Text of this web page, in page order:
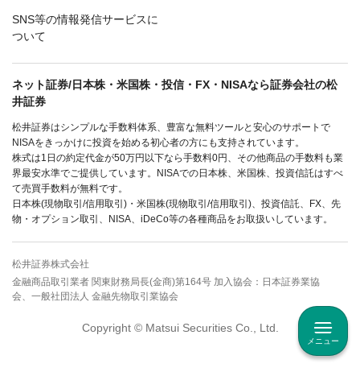
メニュー
SNS等の情報発信サービスに
ついて
ネット証券/日本株・米国株・投信・FX・NISAなら証券会社の松
井証券
松井証券はシンプルな手数料体系、豊富な無料ツールと安心のサポートで
NISAをきっかけに投資を始める初心者の方にも支持されています。
株式は1日の約定代金が50万円以下なら手数料0円、その他商品の手数料も業
界最安水準でご提供しています。NISAでの日本株、米国株、投資信託はすべ
て売買手数料が無料です。
日本株(現物取引/信用取引)・米国株(現物取引/信用取引)、投資信託、FX、先
物・オプション取引、NISA、iDeCo等の各種商品をお取扱いしています。
松井証券株式会社
金融商品取引業者 関東財務局長(金商)第164号 加入協会：日本証券業協
会、一般社団法人 金融先物取引業協会
Copyright © Matsui Securities Co., Ltd.